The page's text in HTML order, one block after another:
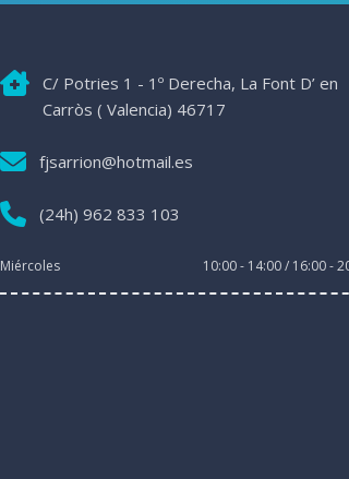
C/ Potries 1 - 1º Derecha, La Font D’ en
Carròs ( Valencia) 46717
fjsarrion@hotmail.es
(24h) 962 833 103
Miércoles 10:00 - 14:00 / 16:00 -